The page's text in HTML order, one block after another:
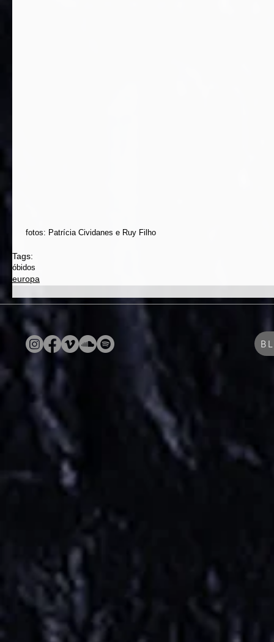
fotos: Patrícia Cividanes e Ruy Filho
Tags:
óbidos
europa